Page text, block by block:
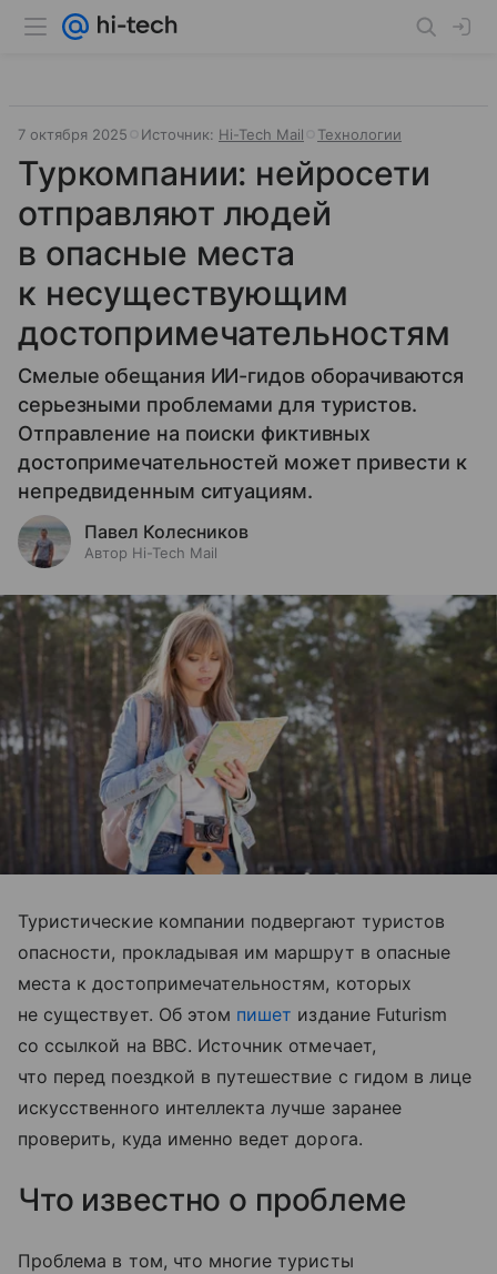
7 октября 2025 Источник: Hi-Tech Mail Технологии
Туркомпании: нейросети
отправляют людей
в опасные места
к несуществующим
достопримечательностям
Смелые обещания ИИ-гидов оборачиваются
серьезными проблемами для туристов.
Отправление на поиски фиктивных
достопримечательностей может привести к
непредвиденным ситуациям.
Павел Колесников
Автор Hi-Tech Mail
Туристические компании подвергают туристов
опасности, прокладывая им маршрут в опасные
места к достопримечательностям, которых
не существует. Об этом пишет издание Futurism
со ссылкой на BBC. Источник отмечает,
что перед поездкой в путешествие с гидом в лице
искусственного интеллекта лучше заранее
проверить, куда именно ведет дорога.
Что известно о проблеме
Проблема в том, что многие туристы